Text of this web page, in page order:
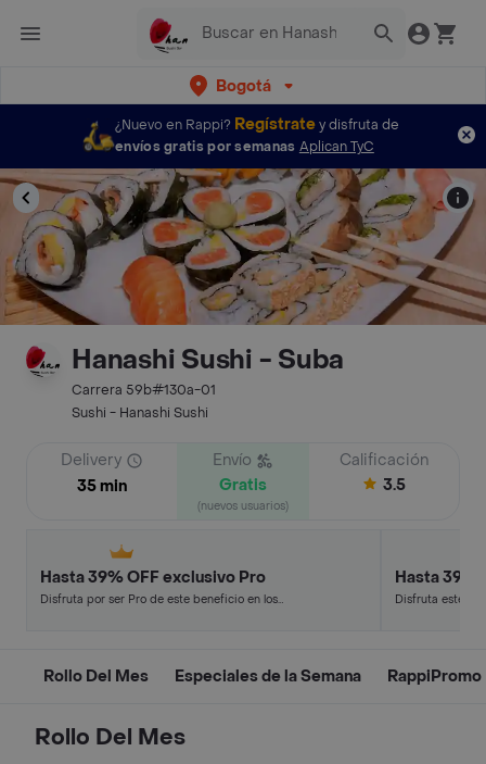
Bogotá
¿Nuevo en Rappi? Regístratey disfruta de
envíos gratis por semanas Aplican TyC
Hanashi Sushi - Suba
Carrera 59b#130a-01
Sushi - Hanashi Sushi
Delivery
35 min
Envío
Gratis
(nuevos usuarios)
Calificación
3.5
Hasta 39% OFF exclusivo Pro
Disfruta por ser Pro de este beneficio en los
Hasta 39%
Disfruta este
Rollo Del Mes Especiales de la Semana RappiPromo
Rollo Del Mes